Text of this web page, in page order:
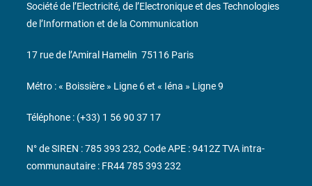
Société de l’Electricité, de l’Electronique et des Technologies
de l’Information et de la Communication
17 rue de l’Amiral Hamelin 75116 Paris
Métro : « Boissière » Ligne 6 et « Iéna » Ligne 9
Téléphone : (+33) 1 56 90 37 17
N° de SIREN : 785 393 232, Code APE : 9412Z TVA intra-
communautaire : FR44 785 393 232